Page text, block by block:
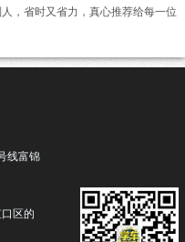
，省时又省力，真心推荐给每一位
线富锦
区的